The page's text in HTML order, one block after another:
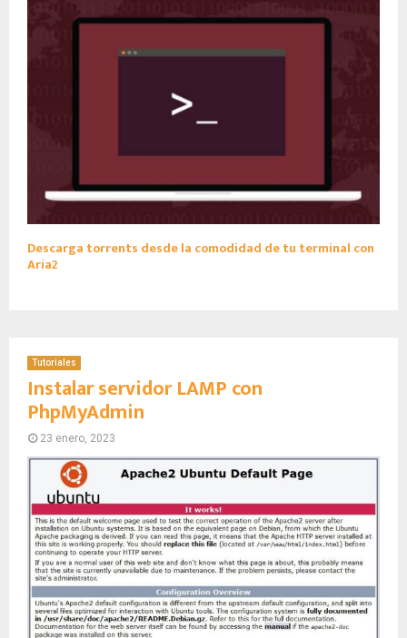
Descarga torrents desde la comodidad de tu terminal con
Aria2
Tutoriales
Instalar servidor LAMP con
PhpMyAdmin
23 enero, 2023